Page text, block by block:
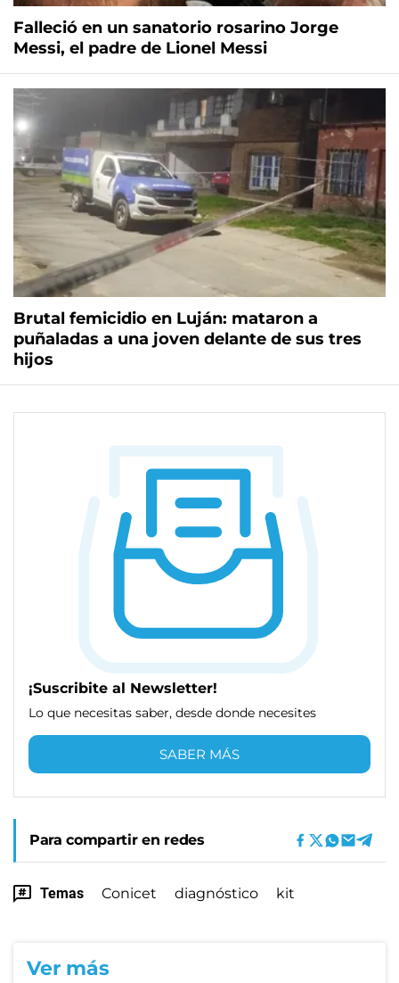
Falleció en un sanatorio rosarino Jorge
Messi, el padre de Lionel Messi
Brutal femicidio en Luján: mataron a
puñaladas a una joven delante de sus tres
hijos
¡Suscribite al Newsletter!
Lo que necesitas saber, desde donde necesites
SABER MÁS
Para compartir en redes
Temas Conicet diagnóstico kit
Ver más